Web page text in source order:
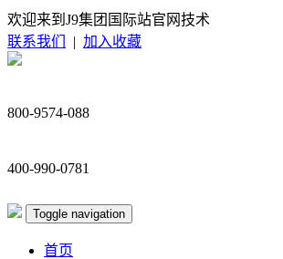
欢迎来到J9集团国际站官网技术
联系我们
| 加入收藏
800-9574-088
400-990-0781
Toggle navigation
首页